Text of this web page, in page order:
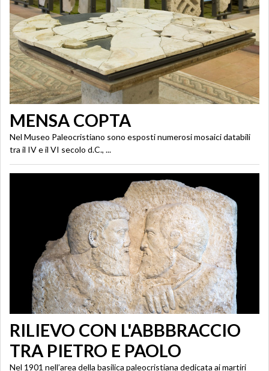
MENSA COPTA
Nel Museo Paleocristiano sono esposti numerosi mosaici databili
tra il IV e il VI secolo d.C., ...
RILIEVO CON L'ABBBRACCIO
TRA PIETRO E PAOLO
Nel 1901 nell’area della basilica paleocristiana dedicata ai martiri